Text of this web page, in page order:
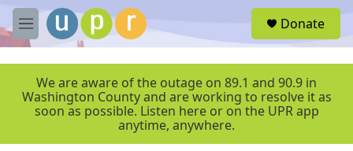
Skip to main content
M
e
r
Donate
We are aware of the outage on 89.1 and 90.9 in
Washington County and are working to resolve it as
soon as possible. Listen here or on the UPR app
anytime, anywhere.